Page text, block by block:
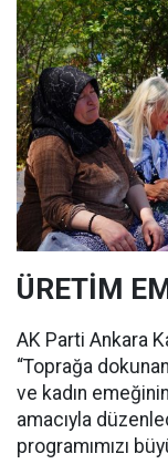
ÜRETİM
AK Parti Ankara
“Toprağa
ve kadın
amacıyla
programımızı